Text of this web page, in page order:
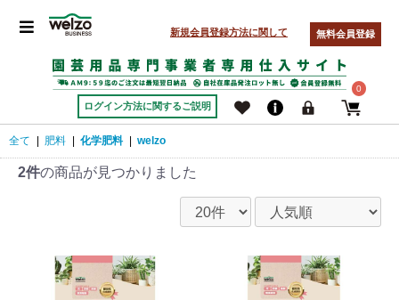
新規会員登録方法に関して 無料会員登録
ログイン方法に関するご説明
0
全て | 肥料 | 化学肥料 | welzo
2件の商品が見つかりました